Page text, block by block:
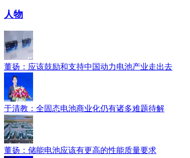
人物
董扬：应该鼓励和支持中国动力电池产业走出去
于清教：全固态电池商业化仍有诸多难题待解
董扬：储能电池应该有更高的性能质量要求